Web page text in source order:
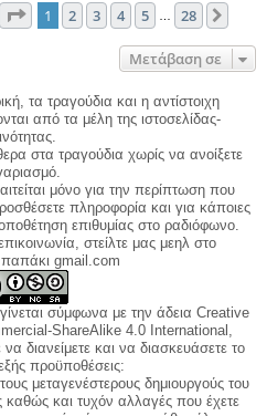
Σελίδα από28
1 2 3 4 5 28
Μετάβαση σε
τα τραγούδια και η αντίστοιχη
από τα μέλη της ιστοσελίδας-
στα τραγούδια χωρίς να ανοίξετε
μόνο για την περίπτωση που
πληροφορία και για κάποιες
επιθυμίας στο ραδιόφωνο.
στείλτε μας μεηλ στο
gmail.com
σύμφωνα με την άδεια Creative
ShareAlike 4.0 International,
διανείμετε και να διασκευάσετε το
προϋποθέσεις:
μεταγενέστερους δημιουργούς του
καθώς και τυχόν αλλαγές που έχετε